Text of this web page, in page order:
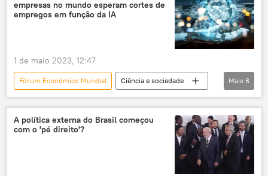
taxa
empresas no mundo esperam cortes de
empregos em função da IA
1 de maio 2023, 12:47
Fórum Econômico Mundial
Ciência e sociedade
Economia
mercado global
desemprego
inteligência artificial
Ciência e Tecnologia
Tecnologias de Ponta
Mais 6
A política externa do Brasil começou
com o 'pé direito'?